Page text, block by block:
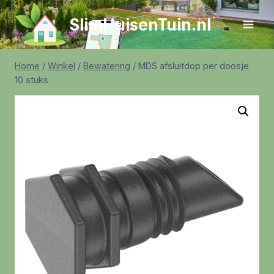
Doorgaan
naar
inhoud
SlimHuisenTuin.nl
Home / Winkel / Bewatering / MDS afsluitdop per doosje
10 stuks